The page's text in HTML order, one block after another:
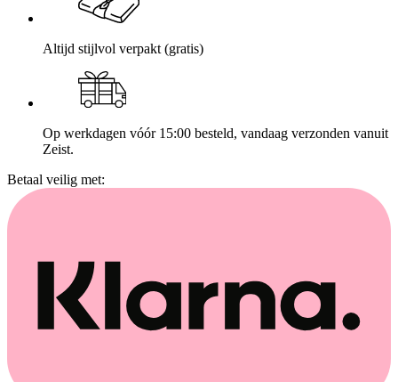
Altijd stijlvol verpakt (gratis)
Op werkdagen vóór 15:00 besteld, vandaag verzonden vanuit
Zeist.
Betaal veilig met: